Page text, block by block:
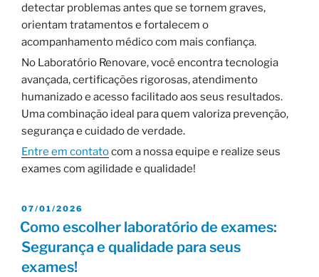
detectar problemas antes que se tornem graves,
orientam tratamentos e fortalecem o
acompanhamento médico com mais confiança.
No Laboratório Renovare, você encontra tecnologia
avançada, certificações rigorosas, atendimento
humanizado e acesso facilitado aos seus resultados.
Uma combinação ideal para quem valoriza prevenção,
segurança e cuidado de verdade.
Entre em contatocom a nossa equipe e realize seus
exames com agilidade e qualidade!
07/01/2026
Como escolher laboratório de exames:
Segurança e qualidade para seus
exames!